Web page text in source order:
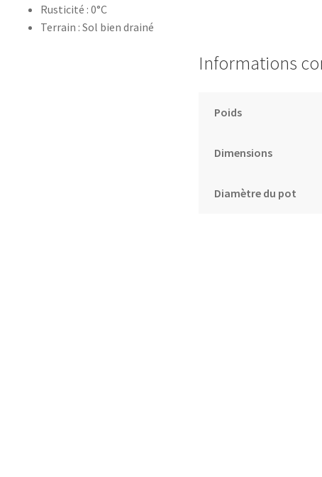
Rusticité : 0°C
Terrain : Sol bien drainé
Informations
Poids
Dimensions
Diamètre du pot